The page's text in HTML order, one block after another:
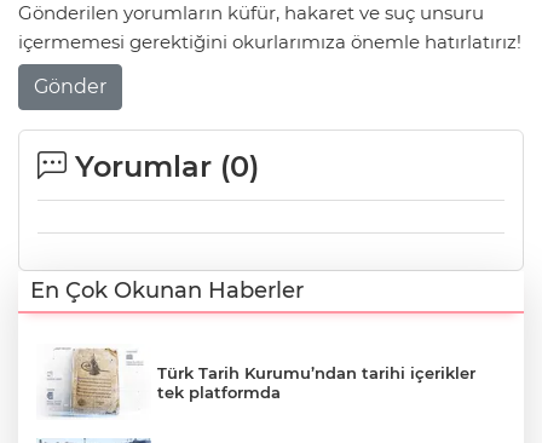
Gönderilen yorumların küfür, hakaret ve suç unsuru
içermemesi gerektiğini okurlarımıza önemle hatırlatırız!
Gönder
Yorumlar (0)
En Çok Okunan Haberler
Türk Tarih Kurumu’ndan tarihi içerikler
tek platformda